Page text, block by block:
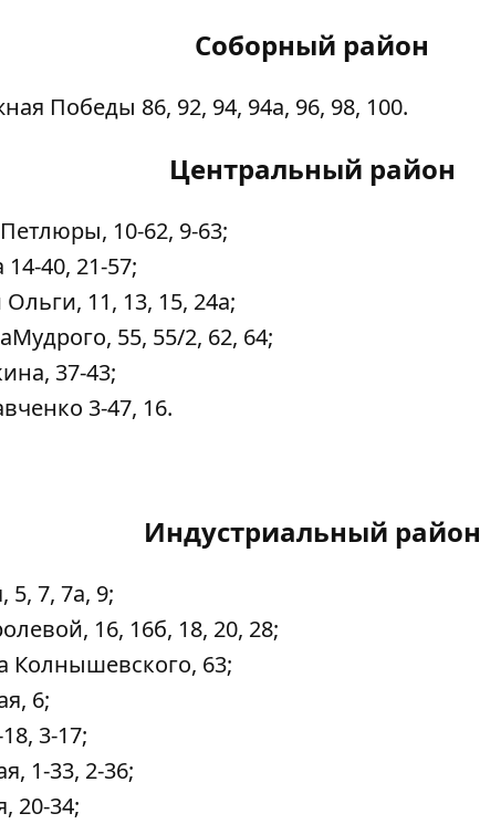
Соборный район
Победы 86, 92, 94, 94а, 96, 98, 100.
Центральный район
10-62, 9-63;
40, 21-57;
11, 13, 15, 24а;
55, 55/2, 62, 64;
37-43;
3-47, 16.
Индустриальный район
7, 7а, 9;
16, 16б, 18, 20, 28;
Колнышевского, 63;
6;
3-17;
1-33, 2-36;
20-34;